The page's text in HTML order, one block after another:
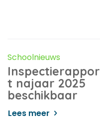
Schoolnieuws
Inspectierappor
t najaar 2025
beschikbaar
Lees meer